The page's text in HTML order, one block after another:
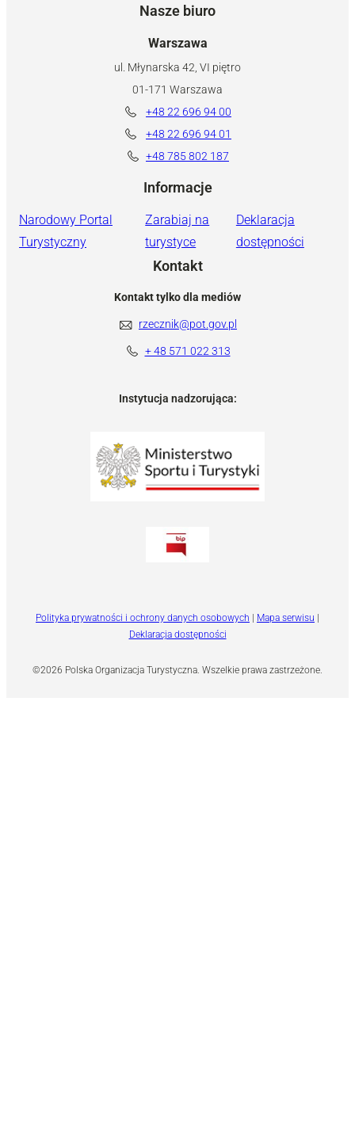
Nasze biuro
Warszawa
ul. Młynarska 42, VI piętro
01-171 Warszawa
+48 22 696 94 00
+48 22 696 94 01
+48 785 802 187
Informacje
Narodowy Portal
Turystyczny
Zarabiaj na
turystyce
Deklaracja
dostępności
Kontakt
Kontakt tylko dla mediów
rzecznik@pot.gov.pl
+ 48 571 022 313
Instytucja nadzorująca:
©2026 Polska Organizacja Turystyczna. Wszelkie prawa zastrzeżone.
Polityka prywatności i ochrony danych osobowych | Mapa serwisu |
Deklaracja dostępności